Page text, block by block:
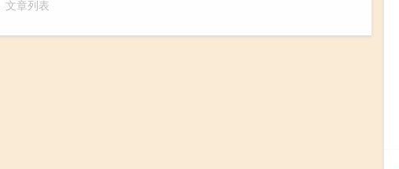
文章列表